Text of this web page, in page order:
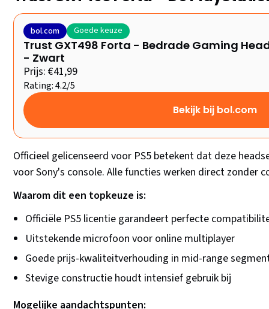
bol.com Goede keuze
Trust GXT498 Forta - Bedrade Gaming
- Zwart
Prijs: €41,99
Rating: 4.2/5
Bekijk bij bol.com
Officieel gelicenseerd voor PS5 betekent dat deze
voor Sony's console. Alle functies werken direct zonder
Waarom dit een topkeuze is:
Officiële PS5 licentie garandeert perfecte
Uitstekende microfoon voor online multiplayer
Goede prijs-kwaliteitverhouding in mid-range
Stevige constructie houdt intensief gebruik bij
Mogelijke aandachtspunten: